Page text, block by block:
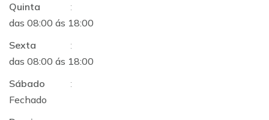
Quinta
:
das 08:00 ás 18:00
Sexta
:
das 08:00 ás 18:00
Sábado
:
Fechado